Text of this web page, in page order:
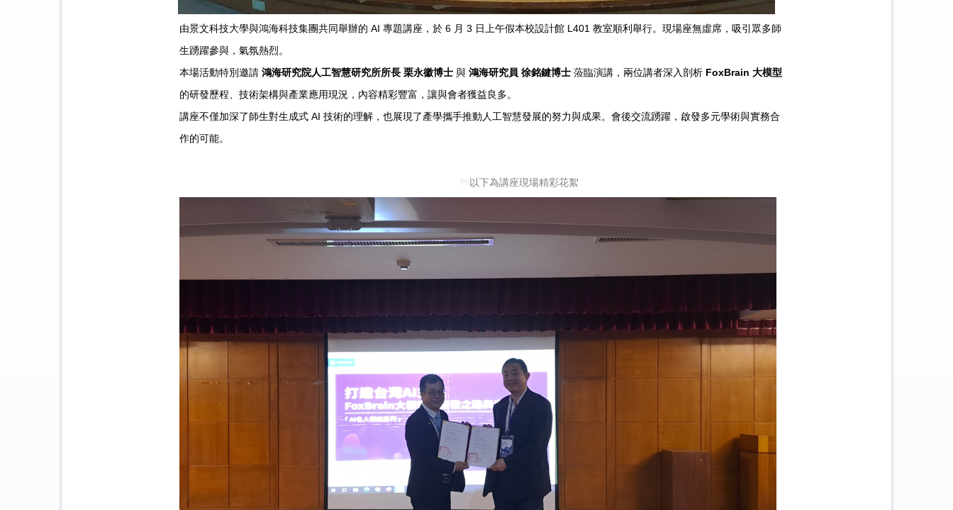
由景文科技大學與鴻海科技集團共同舉辦的 AI 專題講座，於 6 月 3 日上午假本校設計館 L401 教室順利舉行。現場座無虛席，吸引眾多師
生踴躍參與，氣氛熱烈。
本場活動特別邀請 鴻海研究院人工智慧研究所所長 栗永徽博士 與 鴻海研究員 徐銘鍵博士 蒞臨演講，兩位講者深入剖析 FoxBrain 大模型
的研發歷程、技術架構與產業應用現況，內容精彩豐富，讓與會者獲益良多。
講座不僅加深了師生對生成式 AI 技術的理解，也展現了產學攜手推動人工智慧發展的努力與成果。會後交流踴躍，啟發多元學術與實務合
作的可能。
以下為講座現場精彩花絮